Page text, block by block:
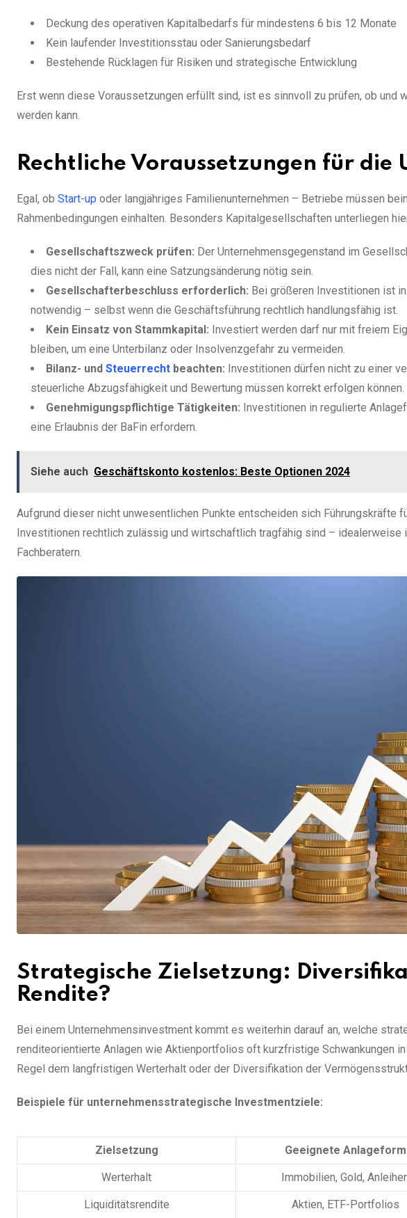
Deckung des operativen Kapitalbedarfs für mindestens 6 bis 12 Monate
Kein laufender Investitionsstau oder Sanierungsbedarf
Bestehende Rücklagen für Risiken und strategische Entwicklung
Erst wenn diese Voraussetzungen erfüllt sind, ist es sinnvoll zu prüfen, ob und
werden kann.
Rechtliche Voraussetzungen für
Egal, ob Start-up oder langjähriges Familienunternehmen – Betriebe müssen
Rahmenbedingungen einhalten. Besonders Kapitalgesellschaften unterliegen
Gesellschaftszweck prüfen: Der Unternehmensgegenstand im
dies nicht der Fall, kann eine Satzungsänderung nötig sein.
Gesellschafterbeschluss erforderlich: Bei größeren Investitionen ist
notwendig – selbst wenn die Geschäftsführung rechtlich handlungsfähig ist.
Kein Einsatz von Stammkapital: Investiert werden darf nur mit freiem
bleiben, um eine Unterbilanz oder Insolvenzgefahr zu vermeiden.
Bilanz- und Steuerrecht beachten: Investitionen dürfen nicht zu einer
steuerliche Abzugsfähigkeit und Bewertung müssen korrekt erfolgen können.
Genehmigungspflichtige Tätigkeiten: Investitionen in regulierte
eine Erlaubnis der BaFin erfordern.
Siehe auch Geschäftskonto kostenlos: Beste Optionen 2024
Aufgrund dieser nicht unwesentlichen Punkte entscheiden sich Führungskräfte
Investitionen rechtlich zulässig und wirtschaftlich tragfähig sind – idealerweise
Fachberatern.
Strategische Zielsetzung:
Rendite?
Bei einem Unternehmensinvestment kommt es weiterhin darauf an, welche
renditeorientierte Anlagen wie Aktienportfolios oft kurzfristige Schwankungen in
Regel dem langfristigen Werterhalt oder der Diversifikation der
Beispiele für unternehmensstrategische Investmentziele:
Zielsetzung Geeignete Anlageform
Werterhalt Immobilien, Gold,
Liquiditätsrendite Aktien, ETF-Portfolios